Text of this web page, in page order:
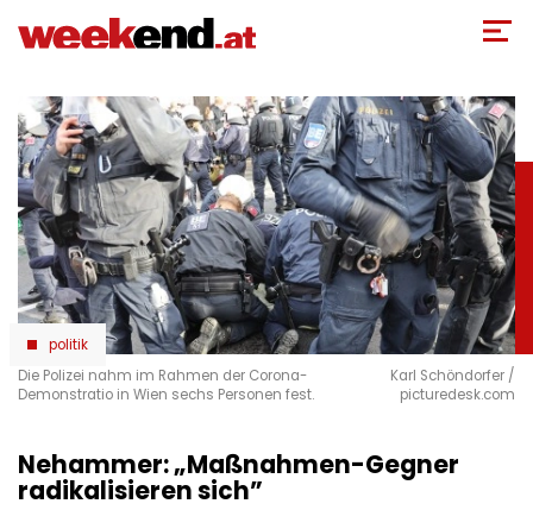
zum
politik
Die Polizei nahm im Rahmen der Corona-
Demonstratio in Wien sechs Personen fest.
Karl Schöndorfer /
picturedesk.com
Nehammer: „Maßnahmen-Gegner
radikalisieren sich”